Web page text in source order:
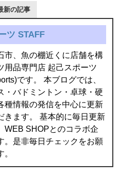
新の記事
ツ STAFF
市、魚の棚近くに店舗を構
用品専門店 起己スポーツ
です。 本ブログでは、
・バドミントン・卓球・硬
種情報の発信を中心に更新
きます。 基本的に毎日更新
WEB SHOPとのコラボ企
。是非毎日チェックをお願